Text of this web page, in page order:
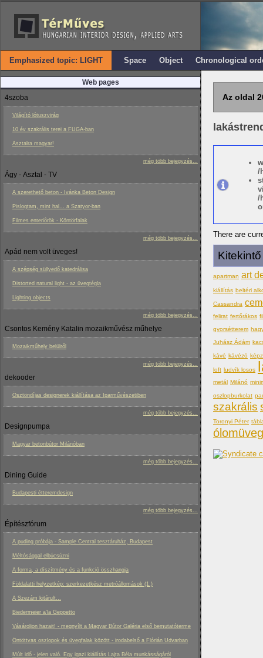
Emphasized topic: LIGHT Space Object Chronological
Web pages
4szoba
Világító lótuszvirág
10 év szakrális terei a FUGA-ban
Asztalra magyar!
még több bejegyzés...
Ágy - Asztal - TV
A szerethető beton - Ivánka Beton Design
Pislogtam, mint hal... a Szatyor-ban
Filmes enteriôrök - Köntörfalak
még több bejegyzés...
Apád nem volt üveges!
A szépség süllyedő katedrálisa
Distorted natural light - az üvegtégla
Lighting objects
még több bejegyzés...
Csontos Kemény Katalin mozaikművész műhelye
Mozaikműhely belülről
még több bejegyzés...
dekooder
Ösztöndíjas designerek kiállítása az Iparművészetiben
még több bejegyzés...
Designpumpa
Magyar betonbútor Milánóban
még több bejegyzés...
Dining Guide
Budapesti étteremdesign
még több bejegyzés...
Építészfórum
A puding próbája - Sample Central tesztáruház, Budapest
Méltósággal elbúcsúzni
A forma, a díszítmény és a funkció összhangja
Földalatti helyzetkép: szerkezetkész metróállomások (1.)
A Szezám kitárult...
Biedermeier a’la Geppetto
Vásároljon hazait! - megnyílt a Magyar Bútor Galéria első bemutatóterme
Öntöttvas oszlopok és üvegfalak között - irodabelső a Flórián Udvarban
Múlt idő - jelen való. Egy igazi kiállítás Lajta Béla munkásságáról
Az oldal
/
/
There are
apartman art
kiállítás beltéri
Cassandra
felirat fertőrákos
gyorsétterem
Juhász Ádám
kávé kávézó
loft ludvík losos
metál Milánó
oszlopburkolat
szakrális
Toronyi Péter
ólomüveg